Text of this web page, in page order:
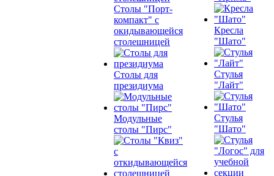
Столы "Порт-
компакт" с
окидывающейся
столешницей
Столы для
президиума
Модульные
столы "Пирс"
Кресла
"Шато"
Стулья
"Лайт"
Стулья
"Шато"